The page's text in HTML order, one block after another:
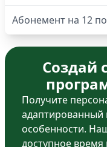
Абонемент на 12
Создай
Получите
особенности.
доступное